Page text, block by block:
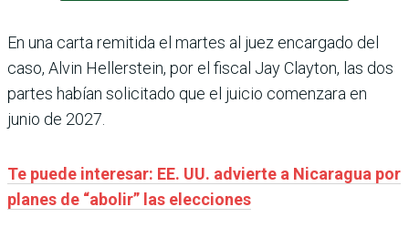
En una carta remitida el martes al juez encargado del
caso, Alvin Hellerstein, por el fiscal Jay Clayton, las dos
partes habían solicitado que el juicio comenzara en
junio de 2027.
Te puede interesar: EE. UU. advierte a Nicaragua por
planes de “abolir” las elecciones